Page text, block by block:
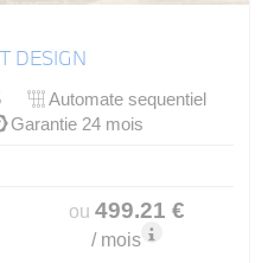
DESIGN
Automate sequentiel
Garantie 24 mois
ou 499.21 €
/ mois